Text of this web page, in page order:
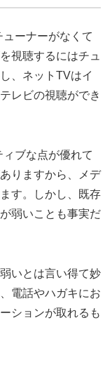
ーナーがなくて
視聴するにはチュ
、ネットTVはイ
レビの視聴ができ
ィブな点が優れて
りますから、メデ
す。しかし、既存
弱いことも事実だ
いとは言い得て妙
電話やハガキにお
ションが取れるも